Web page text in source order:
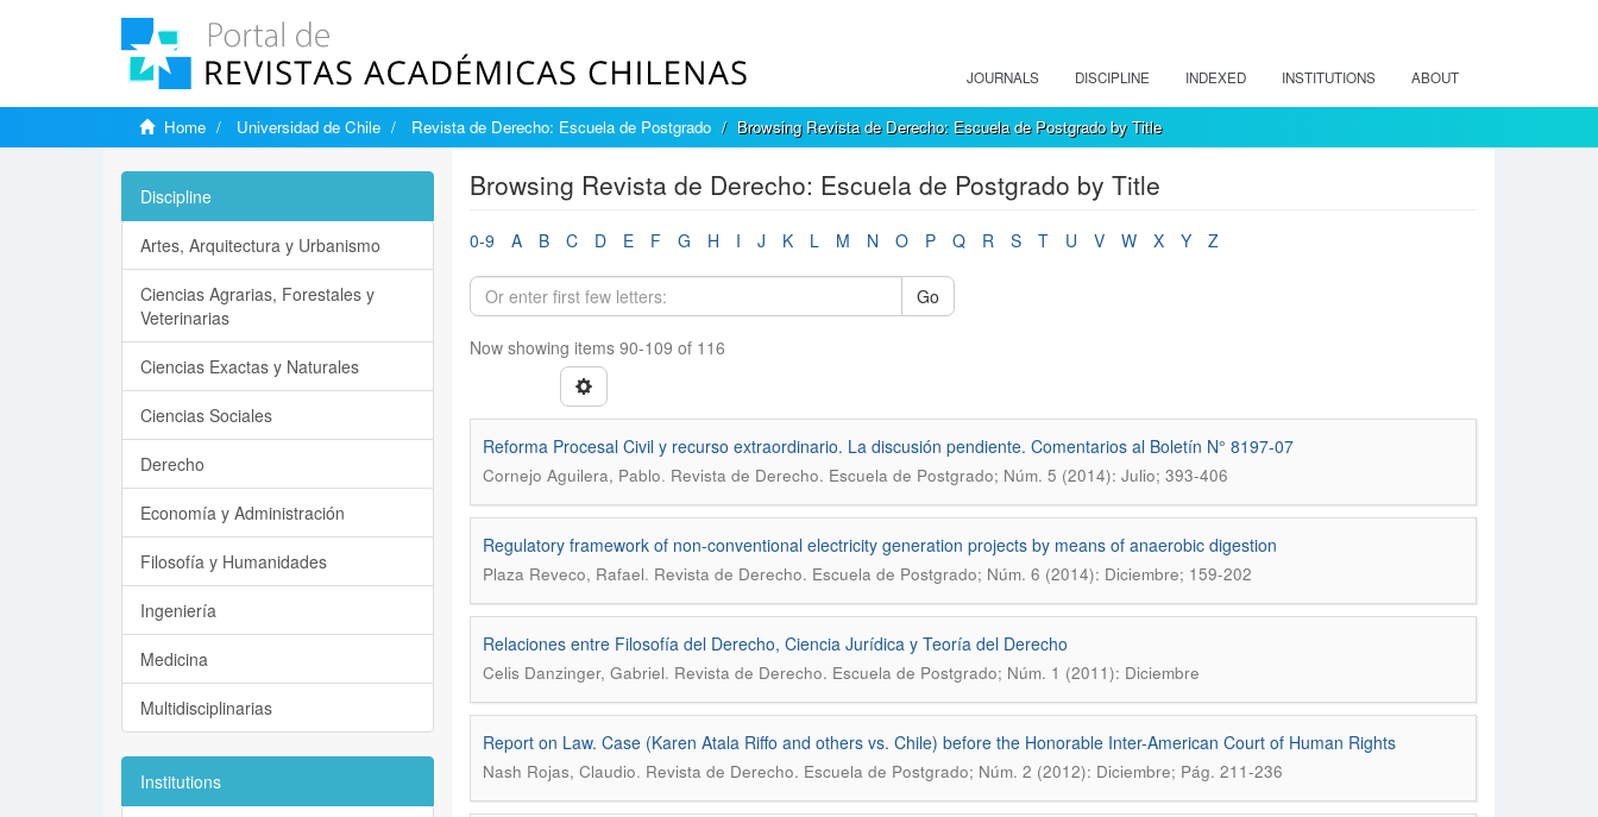
JOURNALS DISCIPLINE INDEXED INSTITUTIONS ABOUT
Home Universidad de Chile Revista de Derecho: Escuela de Postgrado Browsing Revista de Derecho: Escuela de Postgrado by Title
Browsing Revista de Derecho: Escuela de Postgrado by Title
0-9 A B C D E F G H I J K L M N O P Q R S T U V W X Y Z
Go
Now showing items 90-109 of 116
Reforma Procesal Civil y recurso extraordinario. La discusión pendiente. Comentarios al Boletín N° 8197-07
Cornejo Aguilera, Pablo. Revista de Derecho. Escuela de Postgrado; Núm. 5 (2014): Julio; 393-406
Regulatory framework of non-conventional electricity generation projects by means of anaerobic digestion
Plaza Reveco, Rafael. Revista de Derecho. Escuela de Postgrado; Núm. 6 (2014): Diciembre; 159-202
Relaciones entre Filosofía del Derecho, Ciencia Jurídica y Teoría del Derecho
Celis Danzinger, Gabriel. Revista de Derecho. Escuela de Postgrado; Núm. 1 (2011): Diciembre
Report on Law. Case (Karen Atala Riffo and others vs. Chile) before the Honorable Inter-American Court of Human Rights
Nash Rojas, Claudio. Revista de Derecho. Escuela de Postgrado; Núm. 2 (2012): Diciembre; Pág. 211-236
Discipline
Artes, Arquitectura y Urbanismo
Ciencias Agrarias, Forestales y
Veterinarias
Ciencias Exactas y Naturales
Ciencias Sociales
Derecho
Economía y Administración
Filosofía y Humanidades
Ingeniería
Medicina
Multidisciplinarias
Institutions